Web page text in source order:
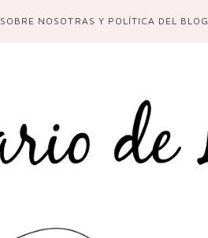
SOBRE NOSOTRAS Y POLÍTICA DEL BLOG